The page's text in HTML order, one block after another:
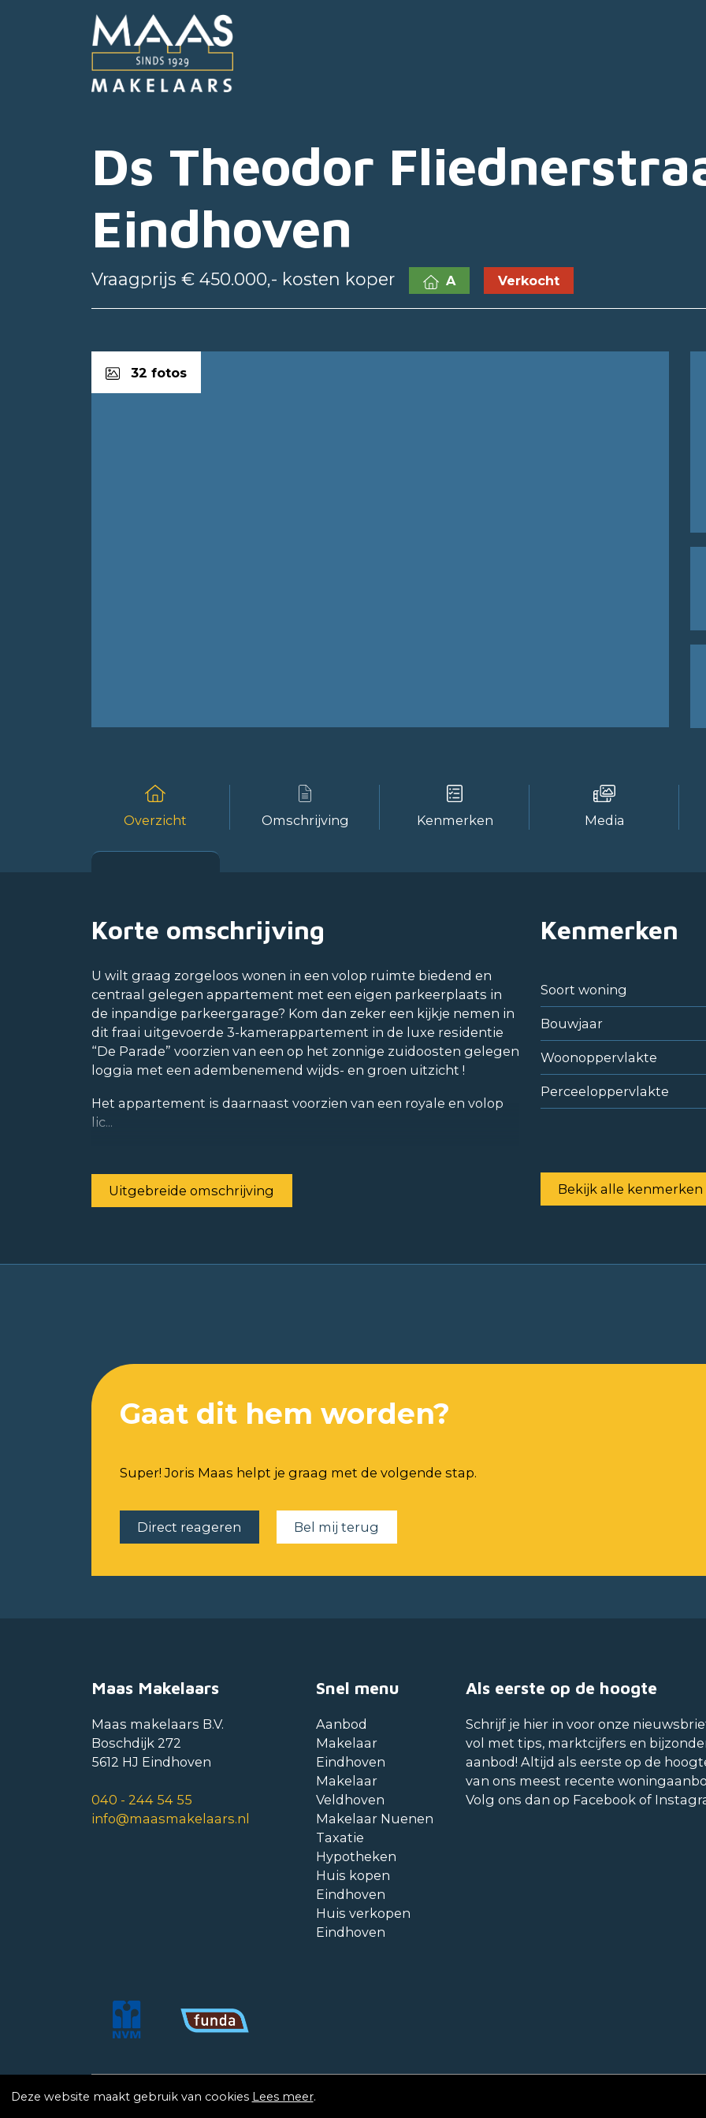
Deze website maakt gebruik van cookies Lees meer.
Ds Theodor
Eindhoven
Vraagprijs € 450.000,- kosten koper A Verkocht
32 fotos
Overzicht Omschrijving Kenmerken Media
Korte omschrijving
U wilt graag zorgeloos wonen in een volop ruimte biedend en
centraal gelegen appartement met een eigen parkeerplaats in
de inpandige parkeergarage? Kom dan zeker een kijkje nemen in
dit fraai uitgevoerde 3-kamerappartement in de luxe residentie
“De Parade” voorzien van een op het zonnige zuidoosten gelegen
loggia met een adembenemend wijds- en groen uitzicht !
Het appartement is daarnaast voorzien van een royale en volop
lic...
Uitgebreide omschrijving
Kenmerken
Soort woning
Bouwjaar
Woonoppervlakte
Perceeloppervlakte
Bekijk alle kenmerken
Gaat dit hem worden?
Super! Joris Maas helpt je graag met de volgende stap.
Direct reageren Bel mij terug
Maas Makelaars
Maas makelaars B.V.
Boschdijk 272
5612 HJ Eindhoven
040 - 244 54 55
info@maasmakelaars.nl
Snel menu
Aanbod
Makelaar
Eindhoven
Makelaar
Veldhoven
Makelaar Nuenen
Taxatie
Hypotheken
Huis kopen
Eindhoven
Huis verkopen
Eindhoven
Als eerste op de hoogte
Schrijf je hier in voor onze
vol met tips, marktcijfers en
aanbod! Altijd als eerste op de
van ons meest recente
Volg ons dan op Facebook of
Copyright © Maas Makelaars 2026 Privacy statement